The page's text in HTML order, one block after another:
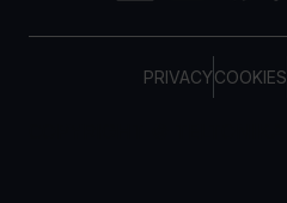
PRIVACYCOOKIES